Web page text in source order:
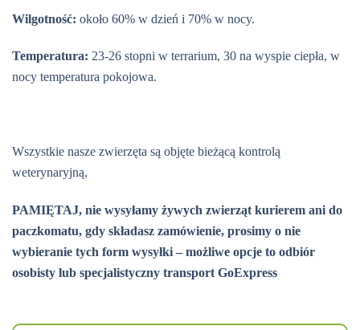
Wilgotność: około 60% w dzień i 70% w nocy.
Temperatura: 23-26 stopni w terrarium, 30 na wyspie ciepła, w
nocy temperatura pokojowa.
Wszystkie nasze zwierzęta są objęte bieżącą kontrolą
weterynaryjną,
PAMIĘTAJ, nie wysyłamy żywych zwierząt kurierem ani do
paczkomatu, gdy składasz zamówienie, prosimy o nie
wybieranie tych form wysyłki – możliwe opcje to odbiór
osobisty lub specjalistyczny transport GoExpress